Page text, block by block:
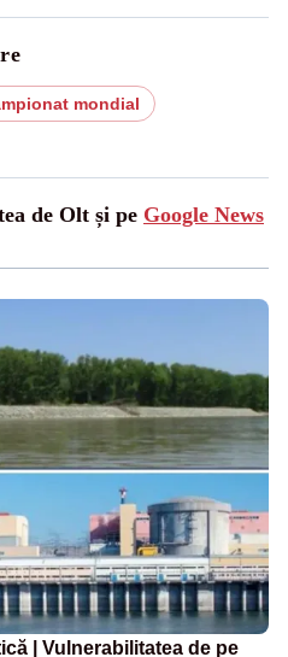
mondial
de Olt și pe Google News
| Vulnerabilitatea de pe